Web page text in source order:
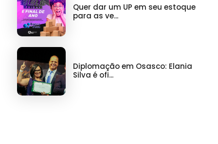
Quer dar um UP em seu estoque
para as ve...
Diplomação em Osasco: Elania
Silva é ofi...